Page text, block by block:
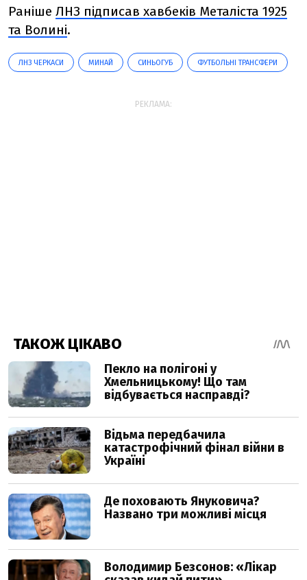
Раніше ЛНЗ підписав хавбеків Металіста 1925
та Волині.
ЛНЗ ЧЕРКАСИ МИНАЙ СИНЬОГУБ ФУТБОЛЬНІ ТРАНСФЕРИ
РЕКЛАМА: